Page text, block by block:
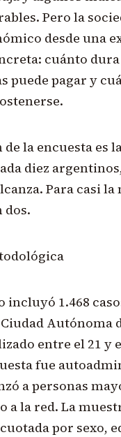
Pero la
desde una
cuánto
puede pagar y
la encuesta es
diez
Para casi
dos.
1.468
Autónoma
entre el 21 y
fue
a personas
a la red. La
por sexo,